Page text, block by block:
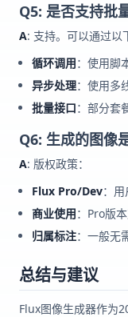
Q5: 是否支持批
A: 支持。可以通过以
循环调用：使用脚
异步处理：使用多
批量接口：部分套
Q6: 生成的图像
A: 版权政策：
Flux Pro/Dev：
商业使用：Pro版
归属标注：一般无
总结与建议
Flux图像生成器作为